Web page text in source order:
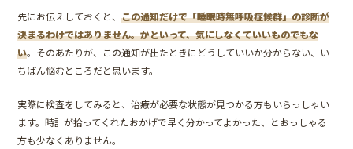
先にお伝えしておくと、この通知だけで「睡眠時無呼吸症候群」の診断が
決まるわけではありません。かといって、気にしなくていいものでもな
い。そのあたりが、この通知が出たときにどうしていいか分からない、い
ちばん悩むところだと思います。
実際に検査をしてみると、治療が必要な状態が見つかる方もいらっしゃい
ます。時計が拾ってくれたおかげで早く分かってよかった、とおっしゃる
方も少なくありません。